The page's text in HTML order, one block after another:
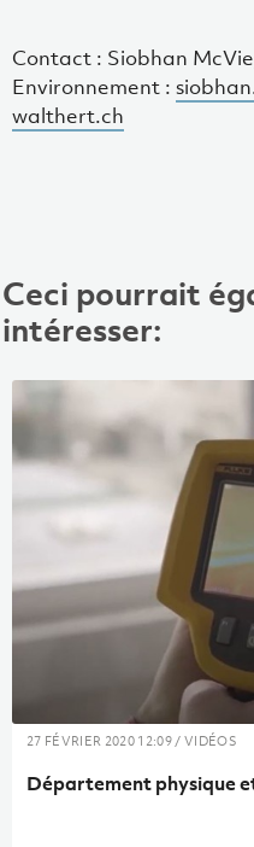
Contact : Siobhan
Environnement :
walthert.ch
Ceci pourrait
intéresser:
27 FÉVRIER 2020 12:09 / VIDÉOS
Département physique